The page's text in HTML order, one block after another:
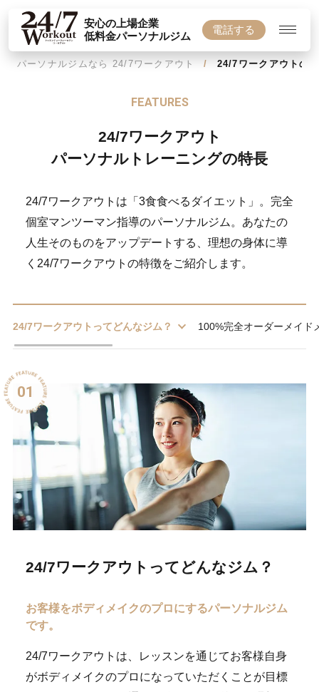
安心の上場企業
低料金パーソナルジム
電話する
パーソナルジムなら 24/7ワークアウト 24/7ワークアウトの
FEATURES
24/7ワークアウト
パーソナルトレーニングの特長
24/7ワークアウトは「3食食べるダイエット」。完全
個室マンツーマン指導のパーソナルジム。あなたの
人生そのものをアップデートする、理想の身体に導
く24/7ワークアウトの特徴をご紹介します。
24/7ワークアウトってどんなジム？ 100%完全オーダーメイド
01
24/7ワークアウトってどんなジム？
お客様をボディメイクのプロにするパーソナルジム
です。
24/7ワークアウトは、レッスンを通じてお客様自身
がボディメイクのプロになっていただくことが目標